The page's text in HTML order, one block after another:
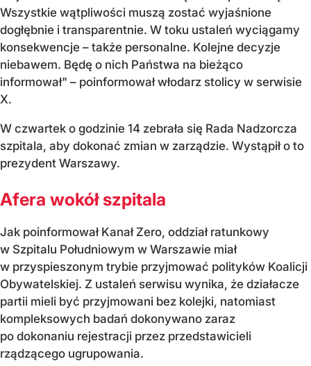
Wszystkie wątpliwości muszą zostać wyjaśnione
dogłębnie i transparentnie. W toku ustaleń wyciągamy
konsekwencje – także personalne. Kolejne decyzje
niebawem. Będę o nich Państwa na bieżąco
informował" – poinformował włodarz stolicy w serwisie
X.
W czwartek o godzinie 14 zebrała się Rada Nadzorcza
szpitala, aby dokonać zmian w zarządzie. Wystąpił o to
prezydent Warszawy.
Afera wokół szpitala
Jak poinformował Kanał Zero, oddział ratunkowy
w Szpitalu Południowym w Warszawie miał
w przyspieszonym trybie przyjmować polityków Koalicji
Obywatelskiej. Z ustaleń serwisu wynika, że działacze
partii mieli być przyjmowani bez kolejki, natomiast
kompleksowych badań dokonywano zaraz
po dokonaniu rejestracji przez przedstawicieli
rządzącego ugrupowania.